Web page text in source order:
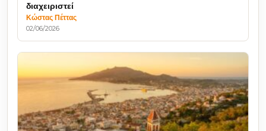
διαχειριστεί
Κώστας Πέττας
02/06/2026